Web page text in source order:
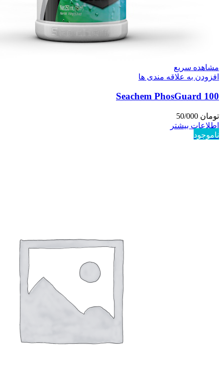
مشاهده سریع
افزودن به علاقه مندی ها
Seachem PhosGuard 100
تومان
اطلاعات بیشتر
ناموجود